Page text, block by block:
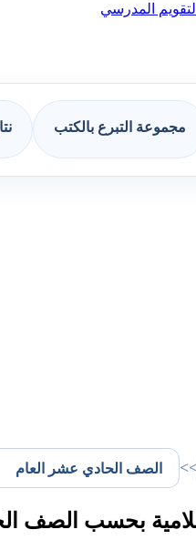
التقويم المدرسي
مجموعة التبرع بالكتب
بحسب الصف